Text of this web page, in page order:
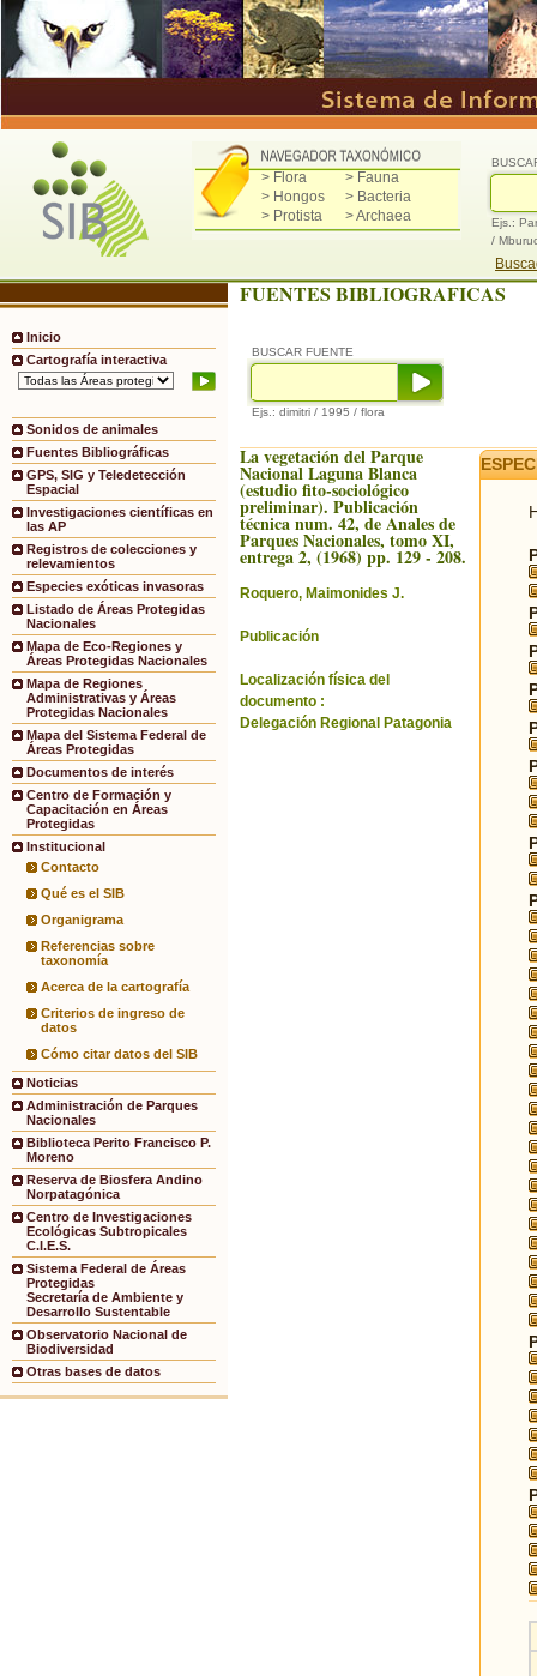
> Flora
> Fauna
> Hongos
> Bacteria
> Protista
> Archaea
Ejs.:
/
Inicio
Cartografía interactiva
Sonidos de animales
Fuentes Bibliográficas
GPS, SIG y Teledetección
Espacial
Investigaciones científicas en
las AP
Registros de colecciones y
relevamientos
Especies exóticas invasoras
Listado de Áreas Protegidas
Nacionales
Mapa de Eco-Regiones y
Áreas Protegidas Nacionales
Mapa de Regiones
Administrativas y Áreas
Protegidas Nacionales
Mapa del Sistema Federal de
Áreas Protegidas
Documentos de interés
Centro de Formación y
Capacitación en Áreas
Protegidas
Institucional
Contacto
Qué es el SIB
Organigrama
Referencias sobre
taxonomía
Acerca de la cartografía
Criterios de ingreso de
datos
Cómo citar datos del SIB
Noticias
Administración de Parques
Nacionales
Biblioteca Perito Francisco P.
Moreno
Reserva de Biosfera Andino
Norpatagónica
Centro de Investigaciones
Ecológicas Subtropicales
C.I.E.S.
Sistema Federal de Áreas
Protegidas
Secretaría de Ambiente y
Desarrollo Sustentable
Observatorio Nacional de
Biodiversidad
Otras bases de datos
FUENTES BIBLIOGRAFICAS
BUSCAR FUENTE
Ejs.: dimitri / 1995 / flora
La vegetación del Parque
Nacional Laguna Blanca
(estudio fito-sociológico
preliminar). Publicación
técnica num. 42, de Anales de
Parques Nacionales, tomo XI,
entrega 2, (1968) pp. 129 - 208.
Roquero, Maimonides J.
Publicación
Localización física del
documento :
Delegación Regional Patagonia